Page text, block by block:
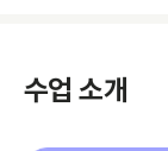
수업 소개